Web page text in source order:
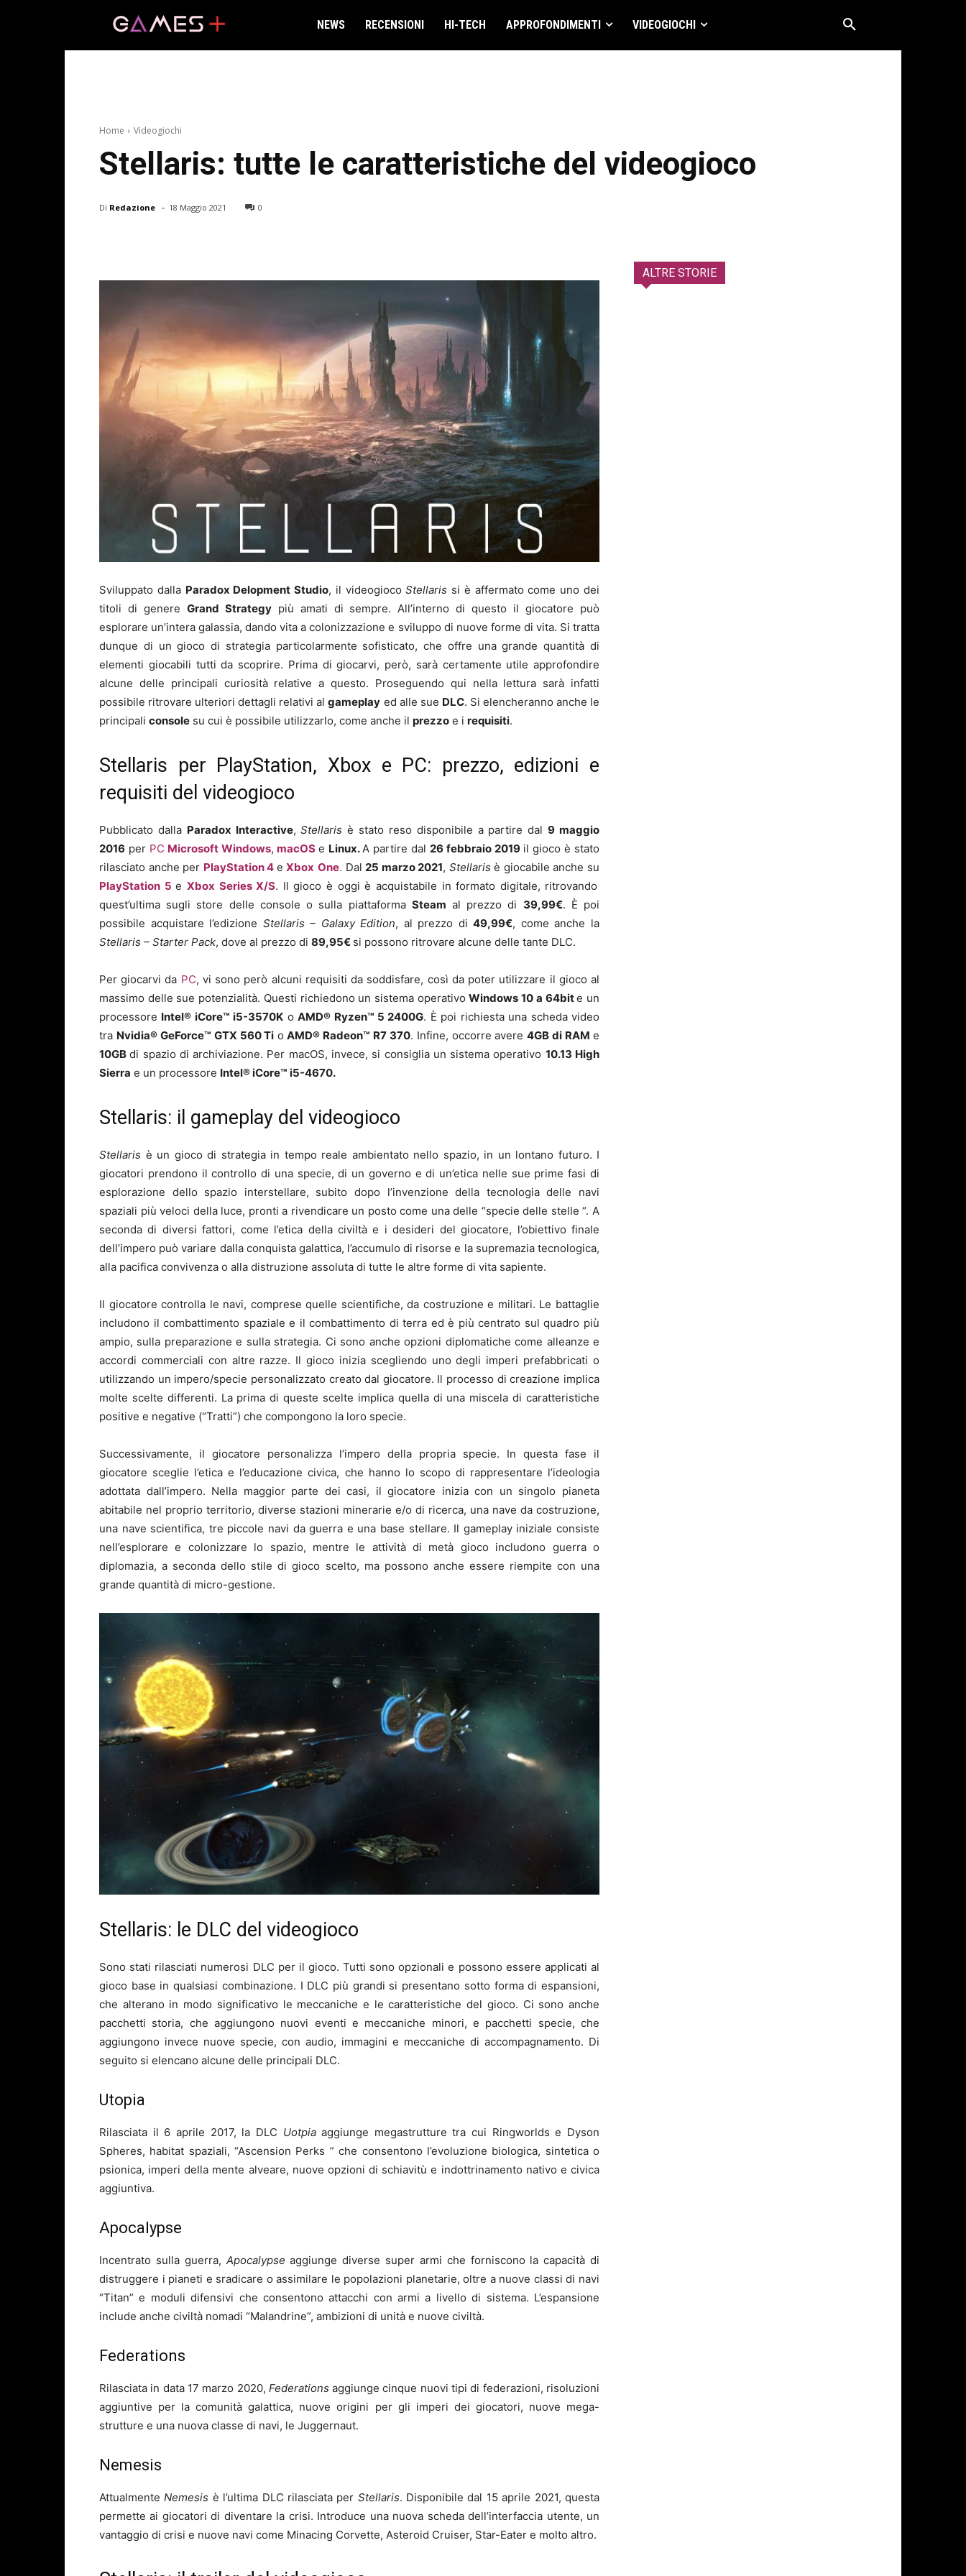
NEWS RECENSIONI HI-TECH APPROFONDIMENTI VIDEOGIOCHI
Home Videogiochi
Stellaris: tutte le caratteristiche del videogioco
Di Redazione - 18 Maggio 2021 0
Sviluppato dalla Paradox Delopment Studio, il videogiocoStellaris si è affermato come uno dei
titoli di genere Grand Strategypiù amati di sempre. All’interno di questo il giocatore può
esplorare un’intera galassia, dando vita a colonizzazione e sviluppo di nuove forme di vita. Si tratta
dunque di un gioco di strategia particolarmente sofisticato, che offre una grande quantità di
elementi giocabili tutti da scoprire. Prima di giocarvi, però, sarà certamente utile approfondire
alcune delle principali curiosità relative a questo. Proseguendo qui nella lettura sarà infatti
possibile ritrovare ulteriori dettagli relativi algameplay ed alle sue DLC. Si elencheranno anche le
principali console su cui è possibile utilizzarlo, come anche il prezzo e i requisiti.
Stellaris per PlayStation, Xbox e PC: prezzo, edizioni e
requisiti del videogioco
Pubblicato dalla Paradox Interactive,Stellaris è stato reso disponibile a partire dal9 maggio
2016 per PC Microsoft Windows, macOSe Linux.A partire dal 26 febbraio 2019il gioco è stato
rilasciato anche per PlayStation 4 e Xbox One. Dal25 marzo 2021, Stellarisè giocabile anche su
PlayStation 5e Xbox Series X/S. Il gioco è oggi è acquistabile in formato digitale, ritrovando
quest’ultima sugli store delle console o sulla piattaforma Steam al prezzo di 39,99€. È poi
possibile acquistare l’edizione Stellaris – Galaxy Edition, al prezzo di49,99€, come anche la
Stellaris – Starter Pack, dove al prezzo di 89,95€ si possono ritrovare alcune delle tante DLC.
Per giocarvi da PC, vi sono però alcuni requisiti da soddisfare, così da poter utilizzare il gioco al
massimo delle sue potenzialità. Questi richiedono un sistema operativoWindows 10 a 64bite un
processore Intel® iCore™ i5-3570K oAMD® Ryzen™ 5 2400G. È poi richiesta una scheda video
tra Nvidia® GeForce™ GTX 560 Ti o AMD® Radeon™ R7 370. Infine, occorre avere4GB di RAMe
10GBdi spazio di archiviazione. Per macOS, invece, si consiglia un sistema operativo 10.13 High
Sierra e un processore Intel® iCore™ i5-4670.
Stellaris: il gameplay del videogioco
Stellaris è un gioco di strategia in tempo reale ambientato nello spazio, in un lontano futuro. I
giocatori prendono il controllo di una specie, di un governo e di un’etica nelle sue prime fasi di
esplorazione dello spazio interstellare, subito dopo l’invenzione della tecnologia delle navi
spaziali più veloci della luce, pronti a rivendicare un posto come una delle “specie delle stelle “. A
seconda di diversi fattori, come l’etica della civiltà e i desideri del giocatore, l’obiettivo finale
dell’impero può variare dalla conquista galattica, l’accumulo di risorse e la supremazia tecnologica,
alla pacifica convivenza o alla distruzione assoluta di tutte le altre forme di vita sapiente.
Il giocatore controlla le navi, comprese quelle scientifiche, da costruzione e militari. Le battaglie
includono il combattimento spaziale e il combattimento di terra ed è più centrato sul quadro più
ampio, sulla preparazione e sulla strategia. Ci sono anche opzioni diplomatiche come alleanze e
accordi commerciali con altre razze. Il gioco inizia scegliendo uno degli imperi prefabbricati o
utilizzando un impero/specie personalizzato creato dal giocatore. Il processo di creazione implica
molte scelte differenti. La prima di queste scelte implica quella di una miscela di caratteristiche
positive e negative (“Tratti”) che compongono la loro specie.
Successivamente, il giocatore personalizza l’impero della propria specie. In questa fase il
giocatore sceglie l’etica e l’educazione civica, che hanno lo scopo di rappresentare l’ideologia
adottata dall’impero. Nella maggior parte dei casi, il giocatore inizia con un singolo pianeta
abitabile nel proprio territorio, diverse stazioni minerarie e/o di ricerca, una nave da costruzione,
una nave scientifica, tre piccole navi da guerra e una base stellare. Il gameplay iniziale consiste
nell’esplorare e colonizzare lo spazio, mentre le attività di metà gioco includono guerra o
diplomazia, a seconda dello stile di gioco scelto, ma possono anche essere riempite con una
grande quantità di micro-gestione.
Stellaris: le DLC del videogioco
Sono stati rilasciati numerosi DLC per il gioco. Tutti sono opzionali e possono essere applicati al
gioco base in qualsiasi combinazione. I DLC più grandi si presentano sotto forma di espansioni,
che alterano in modo significativo le meccaniche e le caratteristiche del gioco. Ci sono anche
pacchetti storia, che aggiungono nuovi eventi e meccaniche minori, e pacchetti specie, che
aggiungono invece nuove specie, con audio, immagini e meccaniche di accompagnamento. Di
seguito si elencano alcune delle principali DLC.
Utopia
Rilasciata il 6 aprile 2017, la DLC Uotpiaaggiunge megastrutture tra cui Ringworlds e Dyson
Spheres, habitat spaziali, “Ascension Perks ” che consentono l’evoluzione biologica, sintetica o
psionica, imperi della mente alveare, nuove opzioni di schiavitù e indottrinamento nativo e civica
aggiuntiva.
Apocalypse
Incentrato sulla guerra, Apocalypseaggiunge diverse super armi che forniscono la capacità di
distruggere i pianeti e sradicare o assimilare le popolazioni planetarie, oltre a nuove classi di navi
“Titan” e moduli difensivi che consentono attacchi con armi a livello di sistema. L’espansione
include anche civiltà nomadi “Malandrine”, ambizioni di unità e nuove civiltà.
Federations
Rilasciata in data 17 marzo 2020, Federationsaggiunge cinque nuovi tipi di federazioni, risoluzioni
aggiuntive per la comunità galattica, nuove origini per gli imperi dei giocatori, nuove mega-
strutture e una nuova classe di navi, le Juggernaut.
Nemesis
AttualmenteNemesis è l’ultima DLC rilasciata per Stellaris. Disponibile dal 15 aprile 2021, questa
permette ai giocatori di diventare la crisi. Introduce una nuova scheda dell’interfaccia utente, un
vantaggio di crisi e nuove navi come Minacing Corvette, Asteroid Cruiser, Star-Eater e molto altro.
ALTRE STORIE